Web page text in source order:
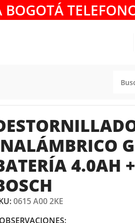
BOGOTÁ
4.0AH
0615 A00 2KE
OBSERVACIONES: